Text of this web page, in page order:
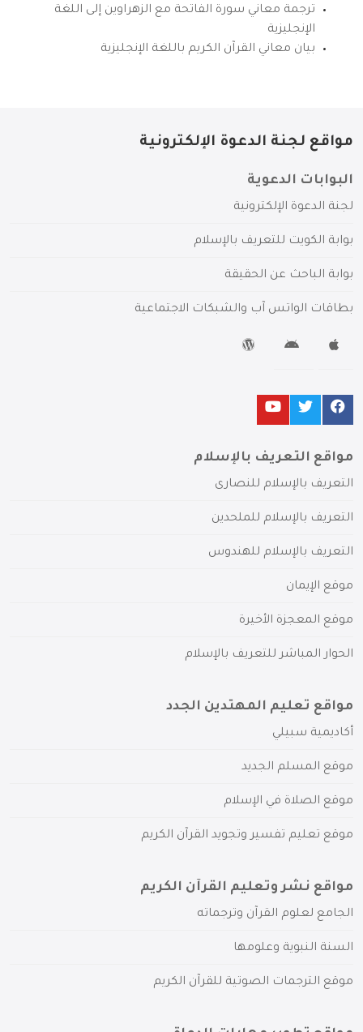
ترجمة معاني سورة الفاتحة مع الزهراوين إلى اللغة
الإنجليزية
بيان معاني القرآن الكريم باللغة الإنجليزية
مواقع لجنة الدعوة الإلكترونية
البوابات الدعوية
لجنة الدعوة الإلكترونية
بوابة الكويت للتعريف بالإسلام
بوابة الباحث عن الحقيقة
بطاقات الواتس آب والشبكات الاجتماعية
مواقع التعريف بالإسلام
التعريف بالإسلام للنصارى
التعريف بالإسلام للملحدين
التعريف بالإسلام للهندوس
موقع الإيمان
موقع المعجزة الأخيرة
الحوار المباشر للتعريف بالإسلام
مواقع تعليم المهتدين الجدد
أكاديمية سبيلي
موقع المسلم الجديد
موقع الصلاة في الإسلام
موقع تعليم تفسير وتجويد القرآن الكريم
مواقع نشر وتعليم القرآن الكريم
الجامع لعلوم القرآن وترجماته
السنة النبوية وعلومها
موقع الترجمات الصوتية للقرآن الكريم